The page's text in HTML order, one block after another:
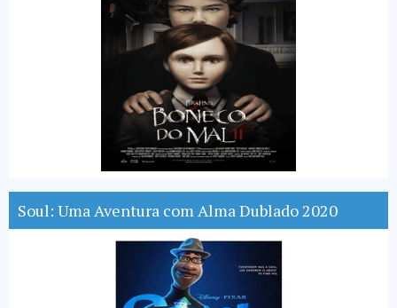
Soul: Uma Aventura com Alma Dublado 2020